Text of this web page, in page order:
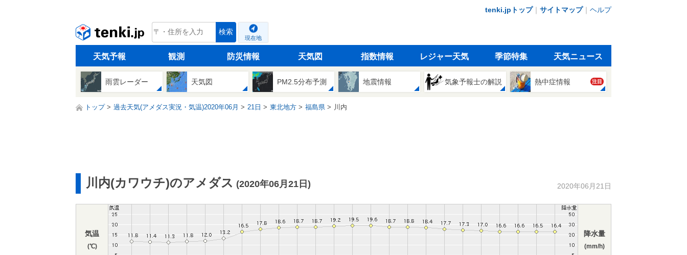
tenki.jpトップ｜ サイトマップ｜ ヘルプ
tenki.jp 検索
現在地
天気予報 観測 防災情報 天気図 指数情報 レジャー天気 季節特集 天気ニュース
雨雲レーダー 天気図 PM2.5分布予測 地震情報 気象予報士の解説 熱中症情報 注目
トップ 過去天気(アメダス実況・気温)2020年06月 21日 東北地方 福島県 川内
川内(カワウチ)のアメダス (2020年06月21日) 2020年06月21日
気温
(℃)
降水量
(mm/h)